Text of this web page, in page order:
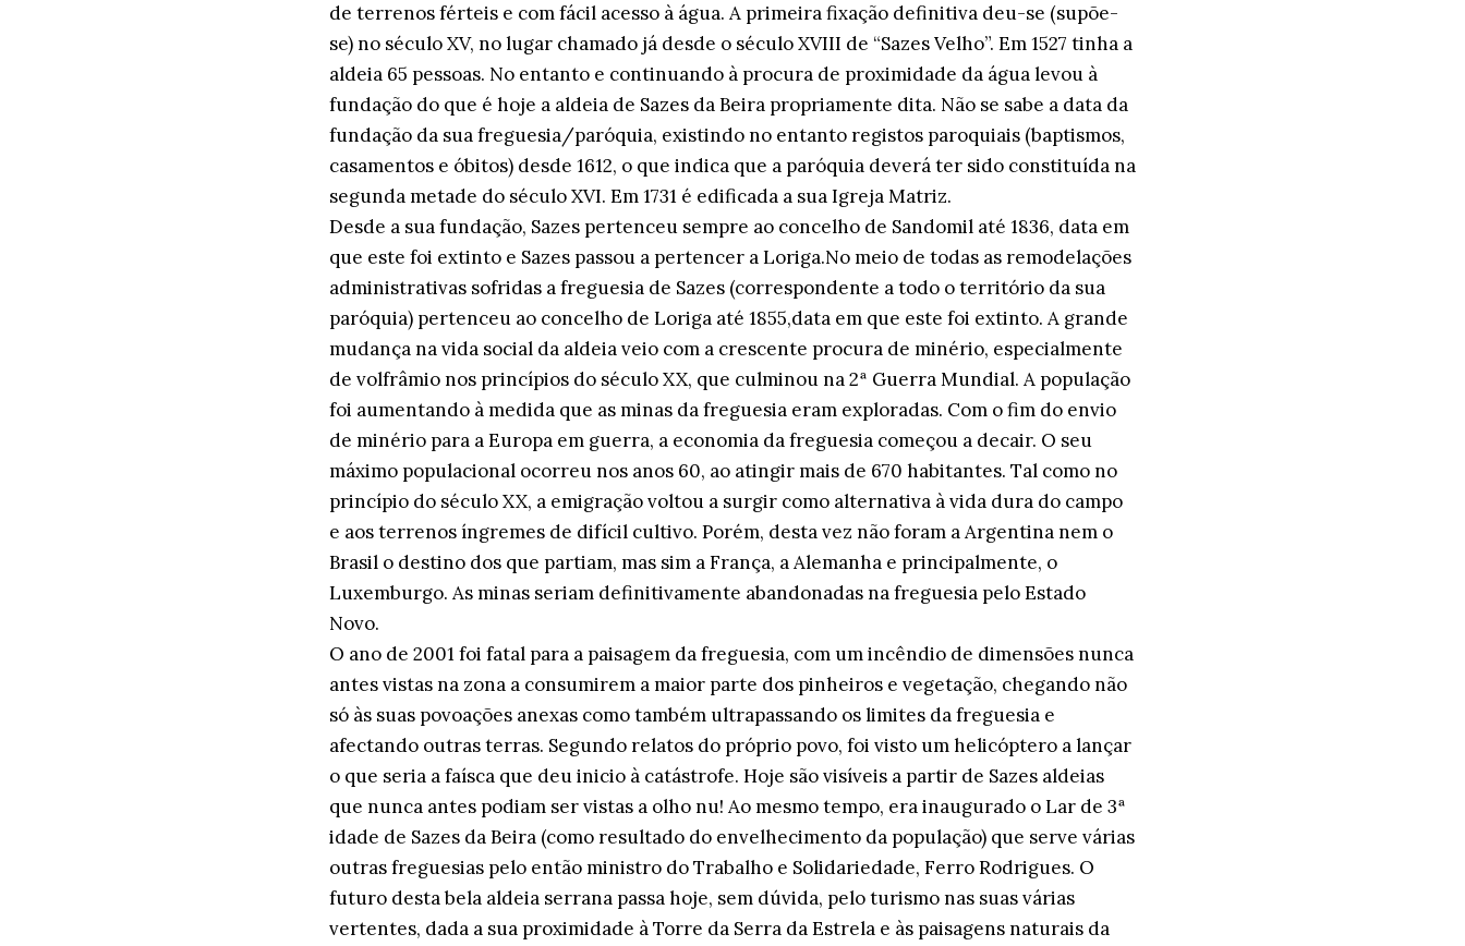
de terrenos férteis e com fácil acesso à água. A primeira fixação definitiva deu-se (supõe-
se) no século XV, no lugar chamado já desde o século XVIII de “Sazes Velho”. Em 1527 tinha a
aldeia 65 pessoas. No entanto e continuando à procura de proximidade da água levou à
fundação do que é hoje a aldeia de Sazes da Beira propriamente dita. Não se sabe a data da
fundação da sua freguesia/paróquia, existindo no entanto registos paroquiais (baptismos,
casamentos e óbitos) desde 1612, o que indica que a paróquia deverá ter sido constituída na
segunda metade do século XVI. Em 1731 é edificada a sua Igreja Matriz.
Desde a sua fundação, Sazes pertenceu sempre ao concelho de Sandomil até 1836, data em
que este foi extinto e Sazes passou a pertencer a Loriga.No meio de todas as remodelações
administrativas sofridas a freguesia de Sazes (correspondente a todo o território da sua
paróquia) pertenceu ao concelho de Loriga até 1855,data em que este foi extinto. A grande
mudança na vida social da aldeia veio com a crescente procura de minério, especialmente
de volfrâmio nos princípios do século XX, que culminou na 2ª Guerra Mundial. A população
foi aumentando à medida que as minas da freguesia eram exploradas. Com o fim do envio
de minério para a Europa em guerra, a economia da freguesia começou a decair. O seu
máximo populacional ocorreu nos anos 60, ao atingir mais de 670 habitantes. Tal como no
princípio do século XX, a emigração voltou a surgir como alternativa à vida dura do campo
e aos terrenos íngremes de difícil cultivo. Porém, desta vez não foram a Argentina nem o
Brasil o destino dos que partiam, mas sim a França, a Alemanha e principalmente, o
Luxemburgo. As minas seriam definitivamente abandonadas na freguesia pelo Estado
Novo.
O ano de 2001 foi fatal para a paisagem da freguesia, com um incêndio de dimensões nunca
antes vistas na zona a consumirem a maior parte dos pinheiros e vegetação, chegando não
só às suas povoações anexas como também ultrapassando os limites da freguesia e
afectando outras terras. Segundo relatos do próprio povo, foi visto um helicóptero a lançar
o que seria a faísca que deu inicio à catástrofe. Hoje são visíveis a partir de Sazes aldeias
que nunca antes podiam ser vistas a olho nu! Ao mesmo tempo, era inaugurado o Lar de 3ª
idade de Sazes da Beira (como resultado do envelhecimento da população) que serve várias
outras freguesias pelo então ministro do Trabalho e Solidariedade, Ferro Rodrigues. O
futuro desta bela aldeia serrana passa hoje, sem dúvida, pelo turismo nas suas várias
vertentes, dada a sua proximidade à Torre da Serra da Estrela e às paisagens naturais da